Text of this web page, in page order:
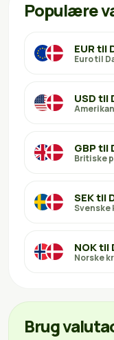
Populære
EUR til
Euro til
USD til
GBP til
Britiske
SEK til
Svenske
NOK til
Norske
Brug